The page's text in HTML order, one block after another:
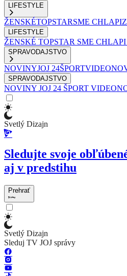
LIFESTYLE
ŽENSKÉTOPSTARSME CHLAPI
LIFESTYLE
ŽENSKÉ TOPSTAR SME CHLAPI
SPRAVODAJSTVO
NOVINYJOJ 24ŠPORT
SPRAVODAJSTVO
NOVINY JOJ 24 ŠPORT
Svetlý Dizajn
Sledujte svoje
aj v predstihu
Prehrať
Svetlý Dizajn
Sleduj TV JOJ správy